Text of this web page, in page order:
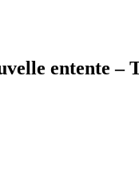
entente –